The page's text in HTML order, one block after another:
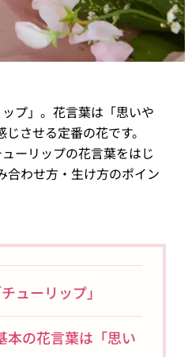
プ」。花言葉は「思いや
させる定番の花です。
ーリップの花言葉をはじ
合わせ方・生け方のポイン
ューリップ」
本の花言葉は「思い